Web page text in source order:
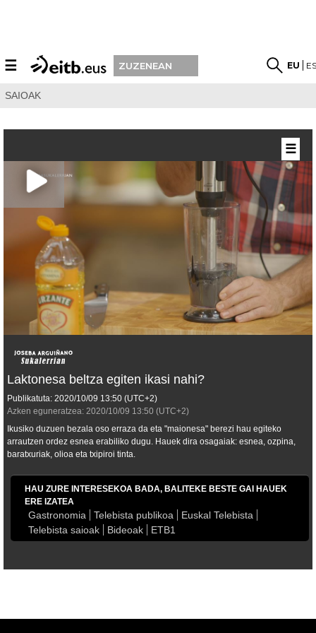
☰ ZUZENEAN EU
SAIOAK
Laktonesa beltza egiten ikasi nahi?
Publikatuta: 2020/10/09 13:50 (UTC+2)
Azken eguneratzea: 2020/10/09 13:50 (UTC+2)
Ikusiko duzuen bezala oso erraza da eta "maionesa" berezi hau egiteko
arrautzen ordez esnea erabiliko dugu. Hauek dira osagaiak: esnea, ozpina,
baratxuriak, olioa eta txipiroi tinta.
HAU ZURE INTERESEKOA BADA, BALITEKE BESTE GAI HAUEK
ERE IZATEA
Gastronomia Telebista publikoa
Euskal Telebista
Telebista saioak
Bideoak ETB1
☰